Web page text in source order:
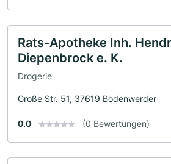
Rats-Apotheke Inh.
Diepenbrock e. K.
Drogerie
Große Str. 51, 37619 Bodenwerder
0.0 (0 Bewertungen)